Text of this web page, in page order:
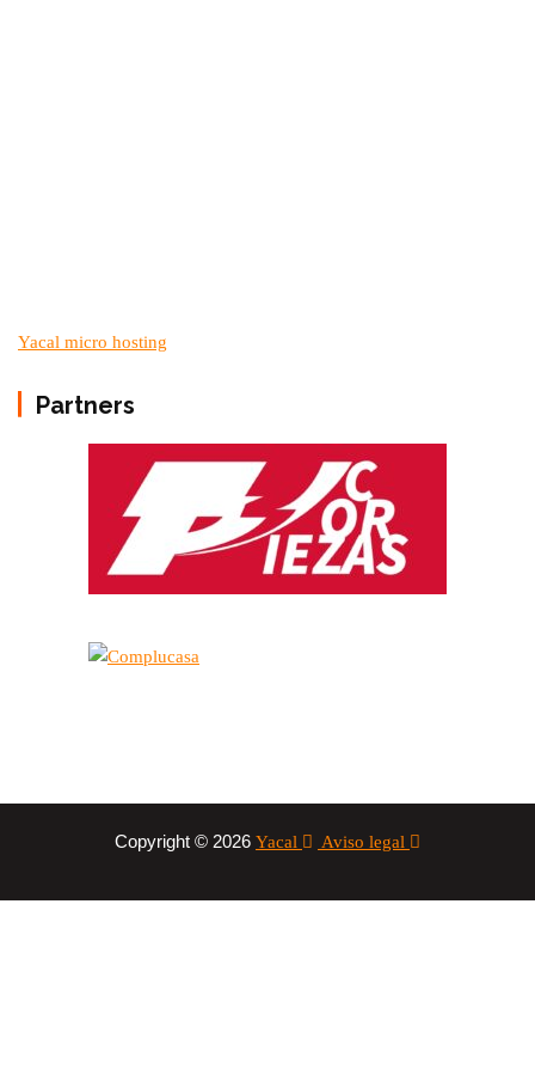
Yacal micro hosting
Partners
Copyright © 2026 Yacal Aviso legal